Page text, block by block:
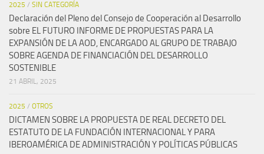
2025 / SIN CATEGORÍA
Declaración del Pleno del Consejo de Cooperación al Desarrollo
sobre EL FUTURO INFORME DE PROPUESTAS PARA LA
EXPANSIÓN DE LA AOD, ENCARGADO AL GRUPO DE TRABAJO
SOBRE AGENDA DE FINANCIACIÓN DEL DESARROLLO
SOSTENIBLE
21 ABRIL, 2025
2025 / OTROS
DICTAMEN SOBRE LA PROPUESTA DE REAL DECRETO DEL
ESTATUTO DE LA FUNDACIÓN INTERNACIONAL Y PARA
IBEROAMÉRICA DE ADMINISTRACIÓN Y POLÍTICAS PÚBLICAS